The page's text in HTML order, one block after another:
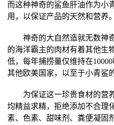
而这种神奇的鲨鱼肝油作为小
用，以保证产品的天然和营养。
神奇的大自然造就无数神
的海洋霸主的肉材有着其他生
低，每年捕捞量仅维持在
其他欧美国家，以至于小青鲨
为保证这一珍贵食材的营
均精益求精，拒绝添加不合理
素、色素、甜味剂、粪便凝固